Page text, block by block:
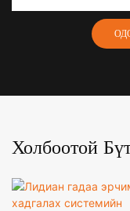
Холбоотой